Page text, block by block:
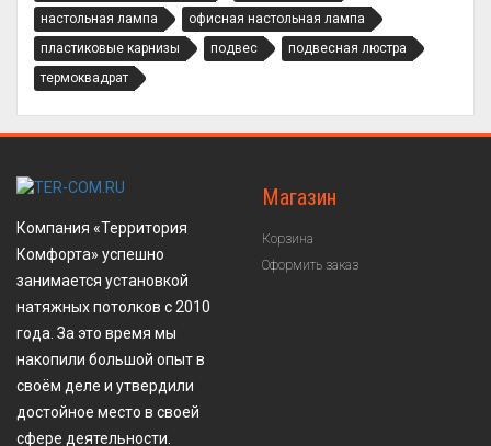
настольная лампа
офисная настольная лампа
пластиковые карнизы
подвес
подвесная люстра
термоквадрат
Компания «Территория
Комфорта» успешно
занимается установкой
натяжных потолков с 2010
года. За это время мы
накопили большой опыт в
своём деле и утвердили
достойное место в своей
сфере деятельности.
Магазин
Корзина
Оформить заказ